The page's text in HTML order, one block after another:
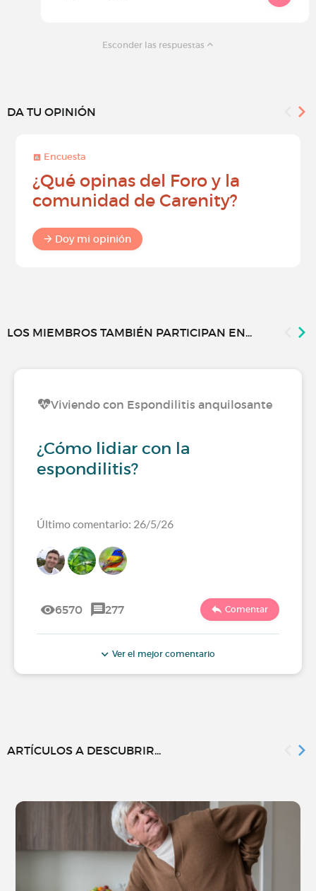
Esconder las respuestas
DA TU OPINIÓN
Encuesta
¿Qué opinas del Foro y la
comunidad de Carenity?
Doy mi opinión
LOS MIEMBROS TAMBIÉN PARTICIPAN EN...
Viviendo con Espondilitis anquilosante
¿Cómo lidiar con la
espondilitis?
Último comentario: 26/5/26
6570 277 Comentar
Ver el mejor comentario
ARTÍCULOS A DESCUBRIR...